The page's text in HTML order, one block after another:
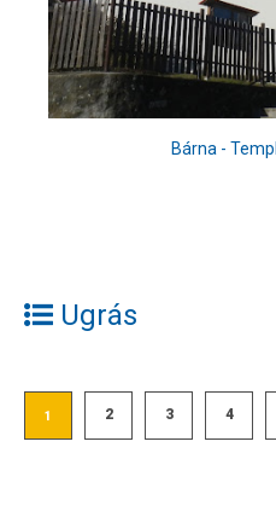
Bárna -
Ugrás
1 2 3 4